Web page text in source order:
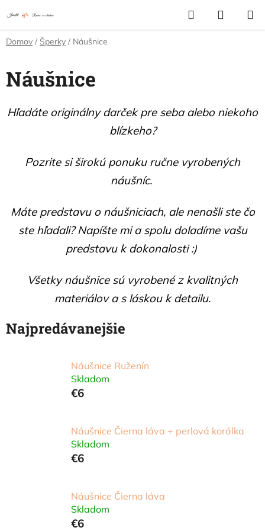
na
obsah
Hľadať
KOŠÍK
Domov / Šperky / Náušnice
Náušnice
Hľadáte originálny darček pre seba alebo niekoho
blízkeho?
Pozrite si širokú ponuku ručne vyrobených
náušníc.
Máte predstavu o náušniciach, ale nenašli ste čo
ste hľadali? Napíšte mi a spolu doladíme vašu
predstavu k dokonalosti :)
Všetky náušnice sú vyrobené z kvalitných
materiálov a s láskou k detailu.
Najpredávanejšie
Náušnice Ruženín
Skladom
€6
Náušnice Čierna láva + perlová korálka
Skladom
€6
Náušnice Čierna láva
Skladom
€6